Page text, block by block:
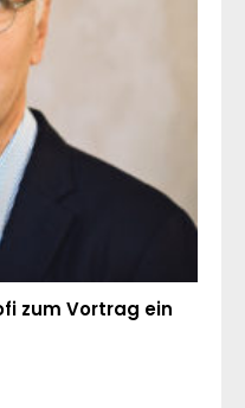
zum Vortrag ein